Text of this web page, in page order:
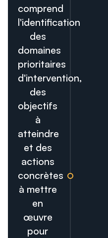
comprend
l'identification
des
domaines
prioritaires
d'intervention,
des
objectifs
à
atteindre
et des
actions
concrètes
à mettre
en
œuvre
pour